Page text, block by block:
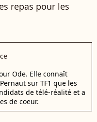
repas pour les
Ode. Elle connaît
sur TF1 que les
de télé-réalité et a
de coeur.